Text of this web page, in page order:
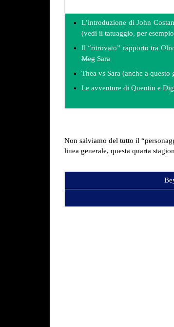
L’introduzione di John
(vedi il tatuaggio, per
Il “ritrovato” rapporto tra
MegSara
Thea vs Sara (anche a
Le avventure di Quentin e
Non salviamo del tutto il
linea generale, questa quarta